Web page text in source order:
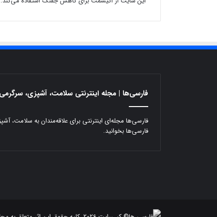
س
فارسی‌ها | مجله اینترنتی سلامت، آشپزی،
فارسی‌ها مجله‌ای اینترنتی برای علاقه‌مندان به سلامت،
فارسی‌ها بخوانید.